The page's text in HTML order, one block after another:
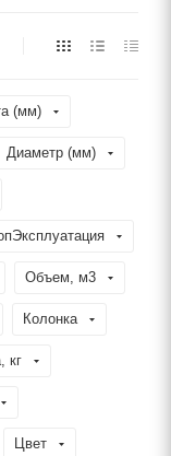
(мм)
Диаметр (мм)
Объем, м3
Колонка
кг
Цвет